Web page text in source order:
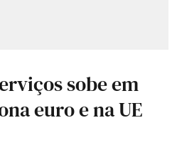
sobe em
euro e na UE